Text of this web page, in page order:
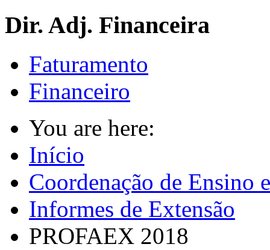
Dir. Adj. Financeira
Faturamento
Financeiro
You are here:
Início
Coordenação de Ensino
Informes de Extensão
PROFAEX 2018